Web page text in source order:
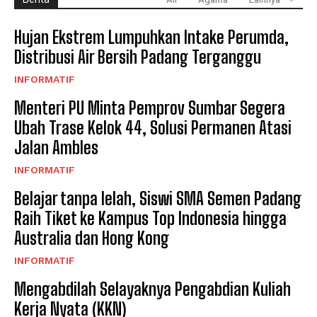
Hujan Ekstrem Lumpuhkan Intake Perumda,
Distribusi Air Bersih Padang Terganggu
INFORMATIF
Menteri PU Minta Pemprov Sumbar Segera
Ubah Trase Kelok 44, Solusi Permanen Atasi
Jalan Ambles
INFORMATIF
Belajar tanpa lelah, Siswi SMA Semen Padang
Raih Tiket ke Kampus Top Indonesia hingga
Australia dan Hong Kong
INFORMATIF
Mengabdilah Selayaknya Pengabdian Kuliah
Kerja Nyata (KKN)